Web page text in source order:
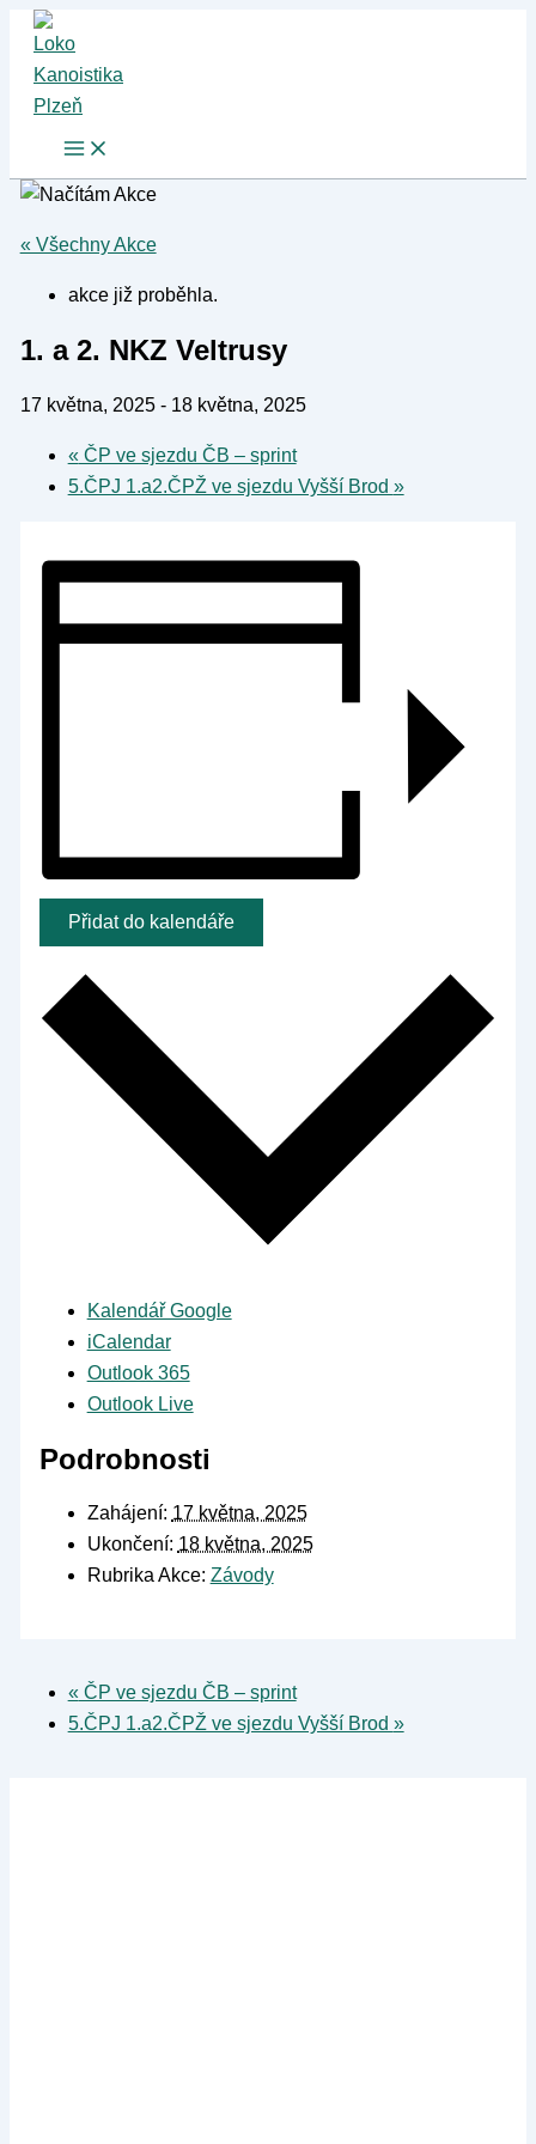
Přeskočit
obsah
« Všechny Akce
akce již proběhla.
1. a 2. NKZ Veltrusy
17 května, 2025- 18 května, 2025
« ČP ve sjezdu ČB – sprint
5.ČPJ 1.a2.ČPŽ ve sjezdu Vyšší Brod »
Přidat do kalendáře
Kalendář Google
iCalendar
Outlook 365
Outlook Live
Podrobnosti
Zahájení: 17 května, 2025
Ukončení: 18 května, 2025
Rubrika Akce: Závody
« ČP ve sjezdu ČB – sprint
5.ČPJ 1.a2.ČPŽ ve sjezdu Vyšší Brod »